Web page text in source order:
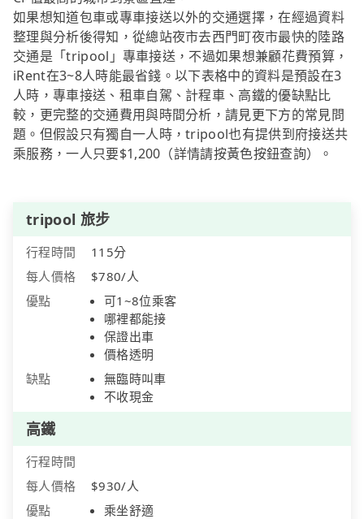
如果想知道包車或專車接送以外的交通選擇，在經過資料
整理與分析後得知，從總站夜市去西門町夜市最快的陸路
交通是「tripool」專車接送，不過如果想兼顧花費預算，
iRent在3~8人時能最省錢。以下表格中的資料是預設在3
人時，專車接送、租車自駕、計程車、高鐵的優缺點比
較，更完整的交通費用與時間分析，請見更下方的常見問
題。但假設只有獨自一人時，tripool也有提供到府接送共
乘服務，一人只要$1,200（詳情請按黃色按鈕查詢）。
tripool 旅步
行程時間
115分
每人價格
$780/人
優點
可1~8位乘客
哪裡都能接
保證出車
價格透明
缺點
無臨時叫車
不收現金
高鐵
行程時間
每人價格
$930/人
優點
乘坐舒適